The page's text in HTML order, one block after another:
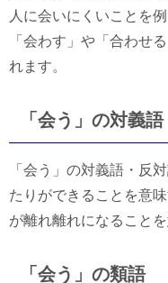
人に会いにくいことを
「会わす」や「合わせ
れます。
「会う」の対義語
「会う」の対義語・反
たりができることを意
が離れ離れになること
「会う」の類語